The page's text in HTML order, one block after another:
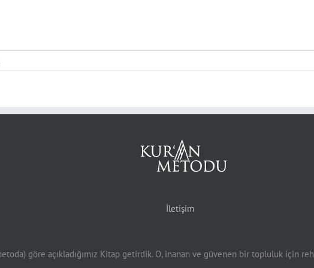
İletişim
göre açıkladığımız Kitap getirdik. O, inanan ve güvenen bir topluluk için